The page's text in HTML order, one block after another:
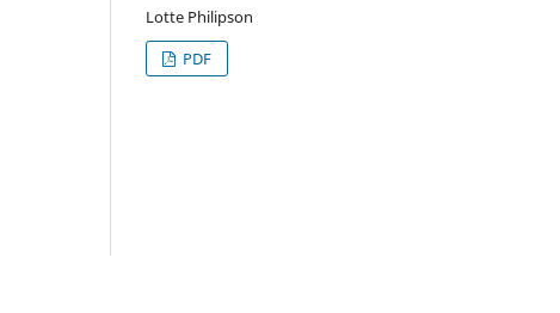
Lotte Philipson
PDF